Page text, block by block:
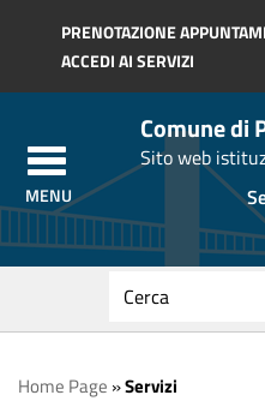
Regione Toscana
PRENOTAZIONE
ACCEDI AI SERVIZI
Comune di
Sito web
testo
da
cercare
ricerca
Home Page »Servizi